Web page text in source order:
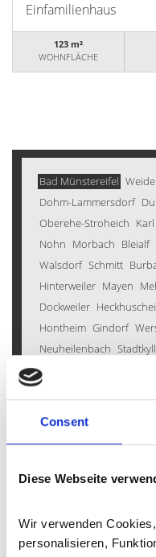
Consent
Diese Webseite
Wir verwenden
personalisieren,
Einfamilienhaus
123 m²
WOHNFLÄCHE
Bad Münstereifel
Dohm-Lammersdorf
Oberehe-Stroheich Karl
Nohn Morbach Bleialf
Walsdorf Schmitt
Hinterweiler Mayen
Dockweiler
Hontheim Gindorf
Neuheilenbach Stadtkyll
Feusdorf
Prüm Dahlem Neroth
Mürlenbach
Kröv
Oberkail
Müsch Esch